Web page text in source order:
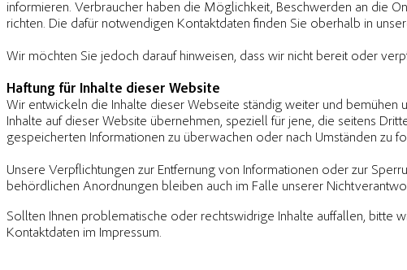
informieren. Verbraucher haben die Möglichkeit, Beschwerden an die
richten. Die dafür notwendigen Kontaktdaten finden Sie oberhalb in
Wir möchten Sie jedoch darauf hinweisen, dass wir nicht bereit oder
Haftung für Inhalte dieser Website
Wir entwickeln die Inhalte dieser Webseite ständig weiter und
Inhalte auf dieser Website übernehmen, speziell für jene, die seitens
gespeicherten Informationen zu überwachen oder nach Umständen zu
Unsere Verpflichtungen zur Entfernung von Informationen oder zur
behördlichen Anordnungen bleiben auch im Falle unserer
Sollten Ihnen problematische oder rechtswidrige Inhalte auffallen, bitte
Kontaktdaten im Impressum.